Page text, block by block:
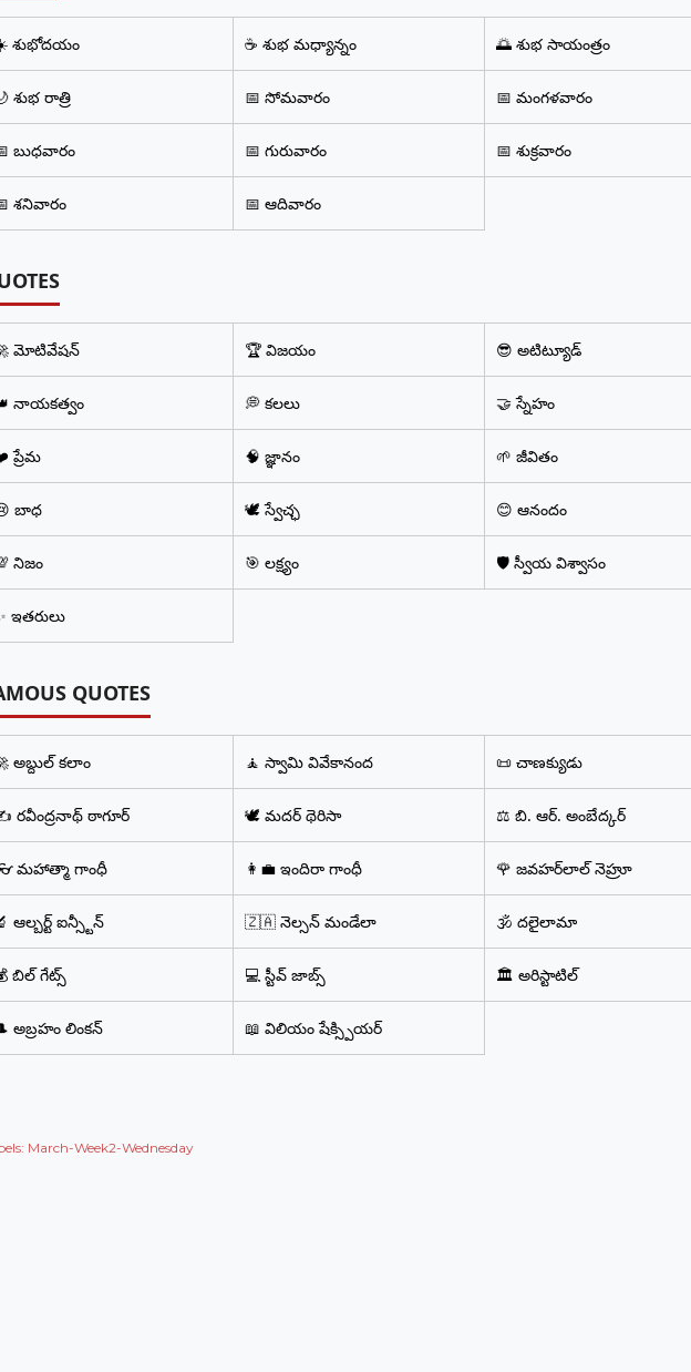
శుభోదయం ☕ శుభ మధ్యాన్నం 🌅 శుభ సాయంత్రం
శుభ రాత్రి 📅 సోమవారం 📅 మంగళవారం
బుధవారం 📅 గురువారం 📅 శుక్రవారం
శనివారం 📅 ఆదివారం
మోటివేషన్ 🏆 విజయం 😎 అటిట్యూడ్
నాయకత్వం 💭 కలలు 🤝 స్నేహం
ప్రేమ 🧠 జ్ఞానం 🌱 జీవితం
బాధ 🕊️ స్వేచ్ఛ 😊 ఆనందం
నిజం 🎯 లక్ష్యం 🛡️ స్వీయ విశ్వాసం
ఇతరులు
QUOTES
అబ్దుల్ కలాం 🧘 స్వామి వివేకానంద 📜 చాణక్యుడు
రవీంద్రనాథ్ ఠాగూర్ 🕊️ మదర్ థెరిసా ⚖️ బి. ఆర్. అంబేద్కర్
మహాత్మా గాంధీ 👩‍💼 ఇందిరా గాంధీ 🌹 జవహర్‌లాల్ నెహ్రూ
ఆల్బర్ట్ ఐన్స్టీన్ 🇿🇦 నెల్సన్ మండేలా 🕉️ దలైలామా
బిల్ గేట్స్ 💻 స్టీవ్ జాబ్స్ 🏛️ అరిస్టాటిల్
అబ్రహం లింకన్ 📖 విలియం షేక్స్పియర్
March-Week2-Wednesday